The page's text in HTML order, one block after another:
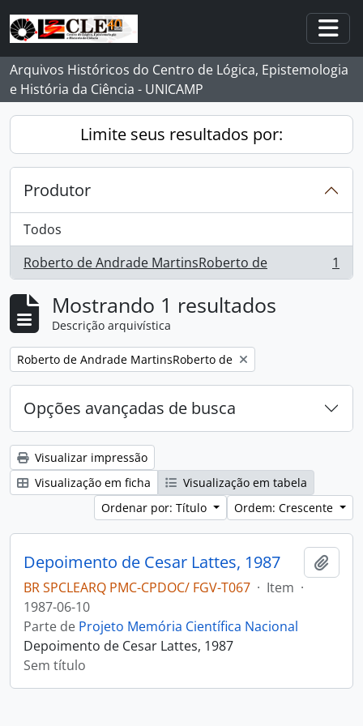
Skip to main content
Arquivos Históricos do Centro de Lógica, Epistemologia
e História da Ciência - UNICAMP
Limite seus resultados por:
Produtor
Todos
Roberto de Andrade MartinsRoberto de
, 1 resultados 1
Mostrando 1 resultados
Descrição arquivística
Remover filtro:
Roberto de Andrade MartinsRoberto de
Opções avançadas de busca
Visualizar impressão
Visualização em ficha
Visualização em tabela
Ordenar por: Título
Ordem: Crescente
Depoimento de Cesar Lattes, 1987
BR SPCLEARQ PMC-CPDOC/ FGV-T067 · Item ·
1987-06-10
Parte de Projeto Memória Científica Nacional
Depoimento de Cesar Lattes, 1987
Sem título